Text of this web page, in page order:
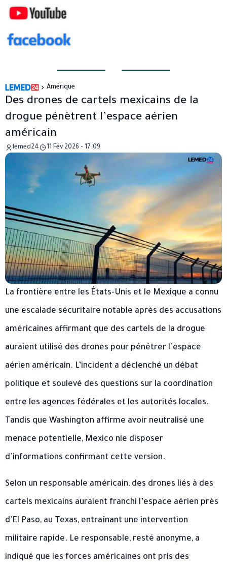
Amérique
Des drones de cartels mexicains de la
drogue pénètrent l’espace aérien
américain
lemed24 11 Fév 2026 - 17:09
La frontière entre les États-Unis et le Mexique a connu
une escalade sécuritaire notable après des accusations
américaines affirmant que des cartels de la drogue
auraient utilisé des drones pour pénétrer l’espace
aérien américain. L’incident a déclenché un débat
politique et soulevé des questions sur la coordination
entre les agences fédérales et les autorités locales.
Tandis que Washington affirme avoir neutralisé une
menace potentielle, Mexico nie disposer
d’informations confirmant cette version.
Selon un responsable américain, des drones liés à des
cartels mexicains auraient franchi l’espace aérien près
d’El Paso, au Texas, entraînant une intervention
militaire rapide. Le responsable, resté anonyme, a
indiqué que les forces américaines ont pris des